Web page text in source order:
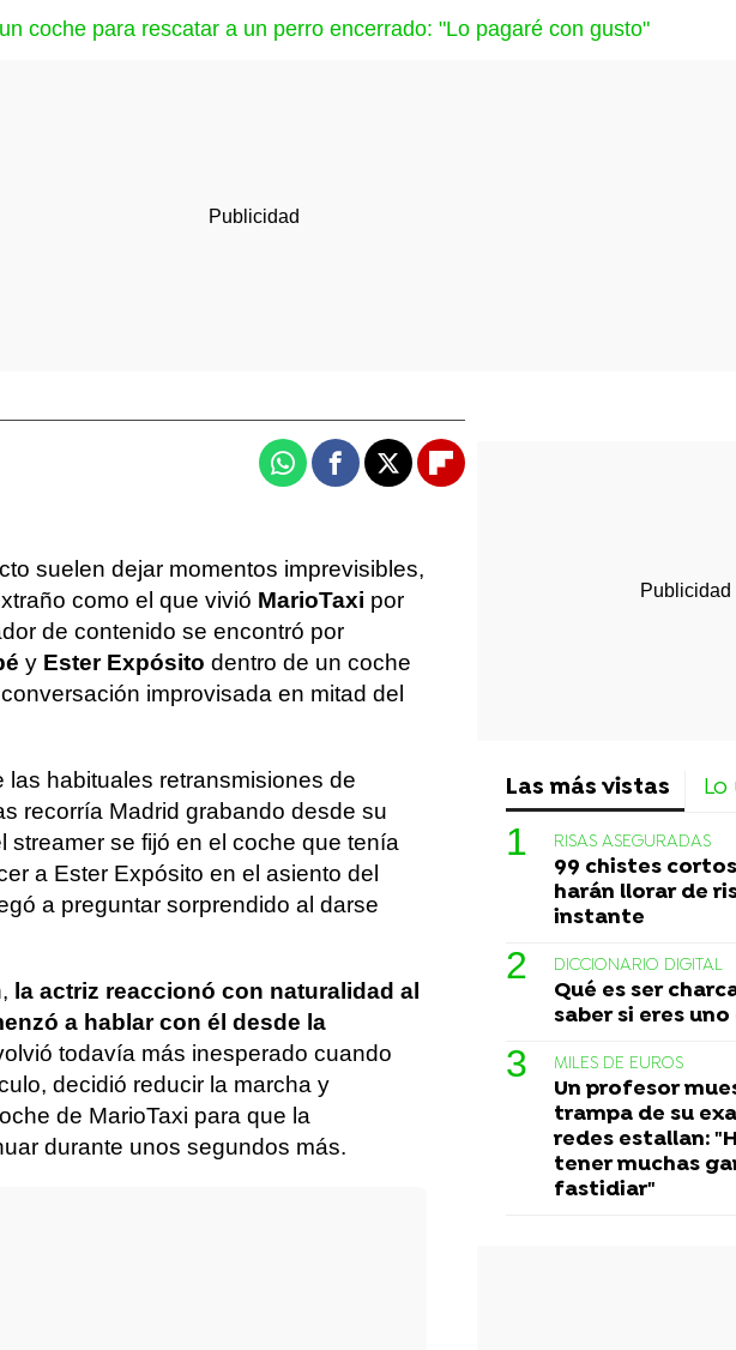
coche para rescatar a un perro encerrado: "Lo pagaré con gusto"
WhatsappFacebook
X Flipboard
suelen dejar momentos imprevisibles,
como el que vivió MarioTaxi por
de contenido se encontró por
y Ester Expósito dentro de un coche
improvisada en mitad del
las habituales retransmisiones de
recorría Madrid grabando desde su
streamer se fijó en el coche que tenía
a Ester Expósito en el asiento del
a preguntar sorprendido al darse
la actriz reaccionó con naturalidad al
a hablar con él desde la
todavía más inesperado cuando
decidió reducir la marcha y
de MarioTaxi para que la
durante unos segundos más.
Las más vistas
RISAS ASEGURADAS
99 chistes
harán llorar de
instante
DICCIONARIO DIGITAL
Qué es ser
saber si eres
MILES DE EUROS
Un profesor
trampa de su
redes estallan:
tener muchas
fastidiar"